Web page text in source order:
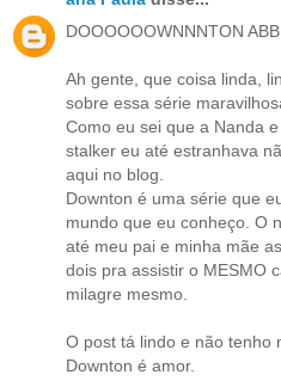
DOOOOOOWNNNTON
Ah gente, que coisa linda,
sobre essa série
Como eu sei que a Nanda
stalker eu até estranhava
aqui no blog.
Downton é uma série que
mundo que eu conheço. O
até meu pai e minha mãe
dois pra assistir o MESMO
milagre mesmo.
O post tá lindo e não tenho
Downton é amor.